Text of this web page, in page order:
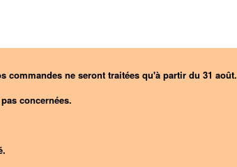
commandes ne seront traitées qu'à partir du 31 août.
concernées.